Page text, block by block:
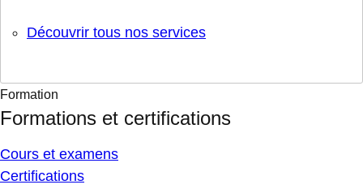
Découvrir tous nos services
Formation
Formations et certifications
Cours et examens
Certifications